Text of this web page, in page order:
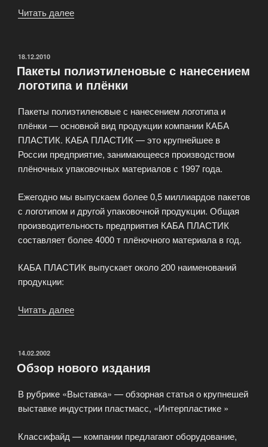
Читать далее
пластика»
ОПУБЛИКОВАНО
18.12.2010
Пакеты полиэтиленовые с нанесением
логотипа и плёнки
Пакеты полиэтиленовые с нанесением логотипа и
плёнки — основной вид продукции компании КАБА
ПЛАСТИК. КАБА ПЛАСТИК — это крупнейшее в
России предприятие, занимающееся производством
плёночных упаковочных материалов с 1997 года.
Ежегодно мы выпускаем более 0,5 миллиардов пакетов
с логотипом и другой упаковочной продукции. Общая
производительность предприятия КАБА ПЛАСТИК
составляет более 4000 т плёночного материала в год.
КАБА ПЛАСТИК выпускает около 200 наименований
продукции:
Читать далее
логотипа
плёнки»
ОПУБЛИКОВАНО
14.02.2002
Обзор нового издания
В рубрике «Выставка» — обзорная статья о крупнешей
выставке индустрии пластмасс, «Интерпластике »
Классифайд — компании предлагают оборудование,